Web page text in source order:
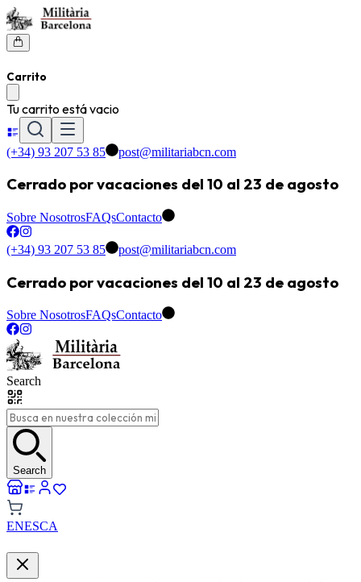
Carrito
Tu carrito está vacio
(+34) 93 207 53 85 post@militariabcn.com
Cerrado por vacaciones del 10 al 23 de agosto
Sobre NosotrosFAQsContacto
(+34) 93 207 53 85 post@militariabcn.com
Cerrado por vacaciones del 10 al 23 de agosto
Sobre NosotrosFAQsContacto
Search
Search
ENESCA